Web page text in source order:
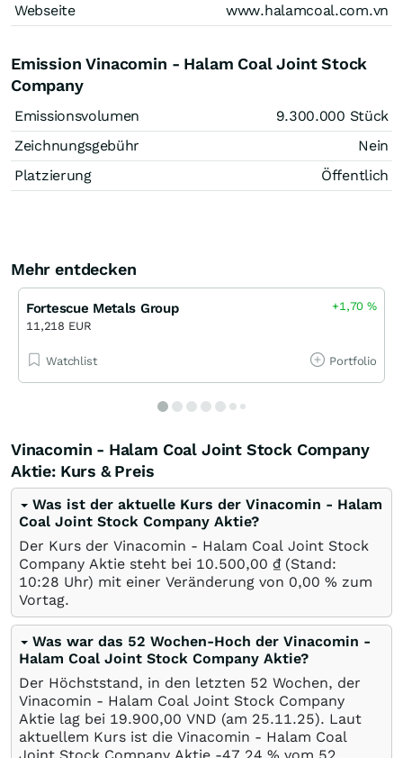
Webseite
www.halamcoal.com.vn
Emission Vinacomin - Halam Coal Joint Stock
Company
Emissionsvolumen 9.300.000 Stück
Zeichnungsgebühr
Nein
Platzierung
Öffentlich
Mehr entdecken
Fortescue Metals Group
11,218 EUR
+1,70%
Watchlist Portfolio
Vinacomin - Halam Coal Joint Stock Company
Aktie: Kurs & Preis
Was ist der aktuelle Kurs der Vinacomin - Halam
Coal Joint Stock Company Aktie?
Der Kurs der Vinacomin - Halam Coal Joint Stock
Company Aktie steht bei 10.500,00 ₫(Stand:
10:28 Uhr) mit einer Veränderung von 0,00 % zum
Vortag.
Was war das 52 Wochen-Hoch der Vinacomin -
Halam Coal Joint Stock Company Aktie?
Der Höchststand, in den letzten 52 Wochen, der
Vinacomin - Halam Coal Joint Stock Company
Aktie lag bei 19.900,00 VND (am 25.11.25). Laut
aktuellem Kurs ist die Vinacomin - Halam Coal